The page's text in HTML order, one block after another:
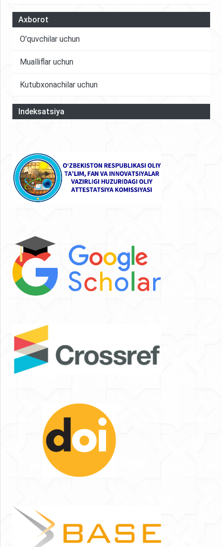
Axborot
O'quvchilar uchun
Mualliflar uchun
Kutubxonachilar uchun
Indeksatsiya